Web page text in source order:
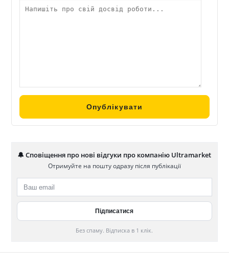
🔔 Сповіщення про нові відгуки про компанію Ultramarket
Отримуйте на пошту одразу після публікації
Без спаму. Відписка в 1 клік.